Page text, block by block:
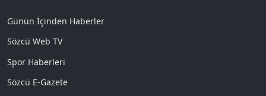
Günün İçinden Haberler
Sözcü Web TV
Spor Haberleri
Sözcü E-Gazete